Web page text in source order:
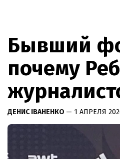
Бывший
почему
ДЕНИС ІВАНЕНКО — 1 АПРЕЛЯ